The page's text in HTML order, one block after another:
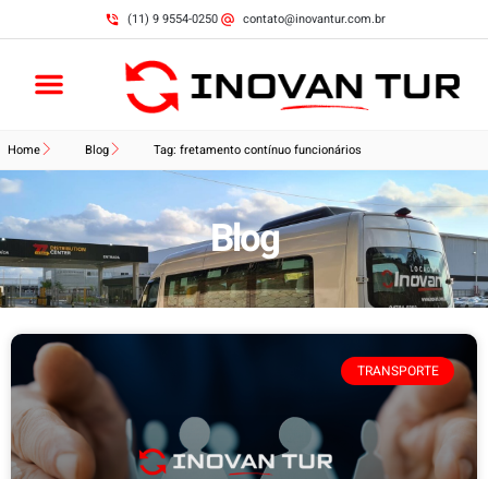
(11) 9 9554-0250 contato@inovantur.com.br
Home Blog Tag: fretamento contínuo funcionários
Blog
TRANSPORTE